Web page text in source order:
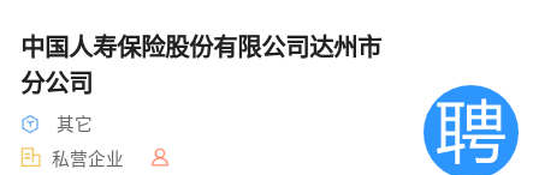
中国人寿保险股份有限公司达州市
分公司
其它
私营企业